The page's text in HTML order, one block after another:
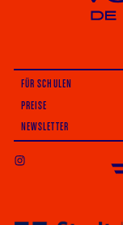
FÜR SCHULEN
PREISE
NEWSLETTER